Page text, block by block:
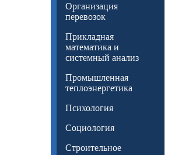
Организация
перевозок
Прикладная
математика и
системный анализ
Промышленная
теплоэнергетика
Психология
Социология
Строительное